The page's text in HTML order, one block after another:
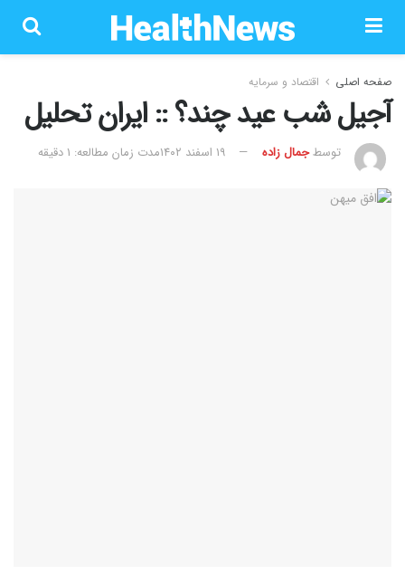
صفحه اصلی اقتصاد و سرمایه
آجیل شب عید چند؟ :: ایران تحلیل
توسطجمال زاده ۱۹ اسفند ۱۴۰۲ مدت زمان مطالعه: 1 دقیقه